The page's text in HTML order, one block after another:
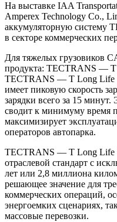
На выставке IAA
Amperex Technology Co.,
аккумуляторную систему
в секторе коммерческих
Для тяжелых грузовиков
продукта: TECTRANS — T
TECTRANS — T Long Life
имеет пиковую скорость
зарядки всего за 15
сводит к минимуму время
максимизирует
операторов автопарка.
TECTRANS — T Long Life
отраслевой стандарт с
лет или 2,8 миллиона
решающее значение для
коммерческих операций,
энергоемких сценариях,
массовые перевозки.